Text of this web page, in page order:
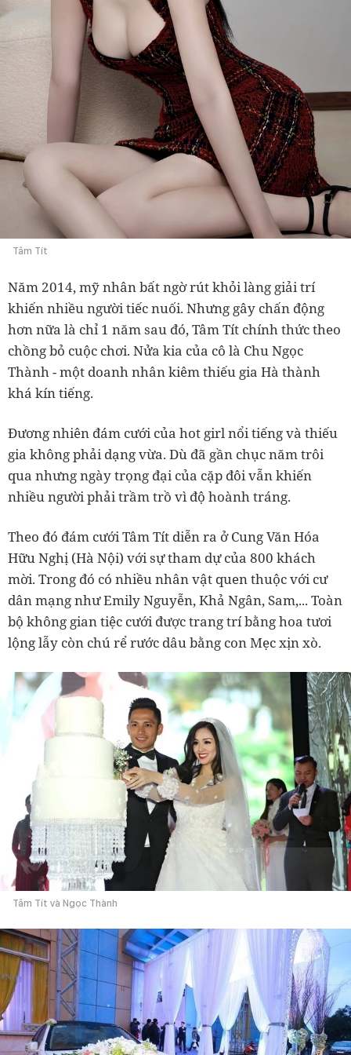
Tâm Tít
Năm 2014, mỹ nhân bất ngờ rút khỏi làng giải trí
khiến nhiều người tiếc nuối. Nhưng gây chấn động
hơn nữa là chỉ 1 năm sau đó, Tâm Tít chính thức theo
chồng bỏ cuộc chơi. Nửa kia của cô là Chu Ngọc
Thành - một doanh nhân kiêm thiếu gia Hà thành
khá kín tiếng.
Đương nhiên đám cưới của hot girl nổi tiếng và thiếu
gia không phải dạng vừa. Dù đã gần chục năm trôi
qua nhưng ngày trọng đại của cặp đôi vẫn khiến
nhiều người phải trầm trồ vì độ hoành tráng.
Theo đó đám cưới Tâm Tít diễn ra ở Cung Văn Hóa
Hữu Nghị (Hà Nội) với sự tham dự của 800 khách
mời. Trong đó có nhiều nhân vật quen thuộc với cư
dân mạng như Emily Nguyễn, Khả Ngân, Sam,... Toàn
bộ không gian tiệc cưới được trang trí bằng hoa tươi
lộng lẫy còn chú rể rước dâu bằng con Mẹc xịn xò.
Tâm Tít và Ngọc Thành